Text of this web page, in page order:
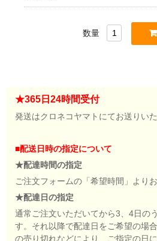
数量
★365日24時間受付
発送はクロネコヤマトにてお送りいた
■配送日時の指定について
★配達時間の指定
ご注文フォームの「希望時間」より
★配達日の指定
通常ご注文いただいてから3、4日の
す。それ以降で配達日をご希望の場
の売り切れなどにより、ご指定の日